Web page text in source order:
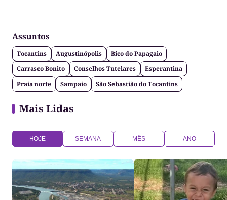
Assuntos
Tocantins Augustinópolis
Bico do Papagaio
Carrasco Bonito
Conselhos Tutelares
Esperantina
Praia norte
Sampaio São Sebastião do Tocantins
Mais Lidas
HOJE SEMANA MÊS ANO